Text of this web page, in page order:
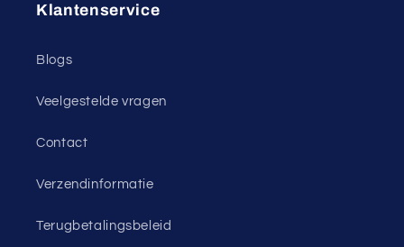
Klantenservice
Blogs
Veelgestelde vragen
Contact
Verzendinformatie
Terugbetalingsbeleid